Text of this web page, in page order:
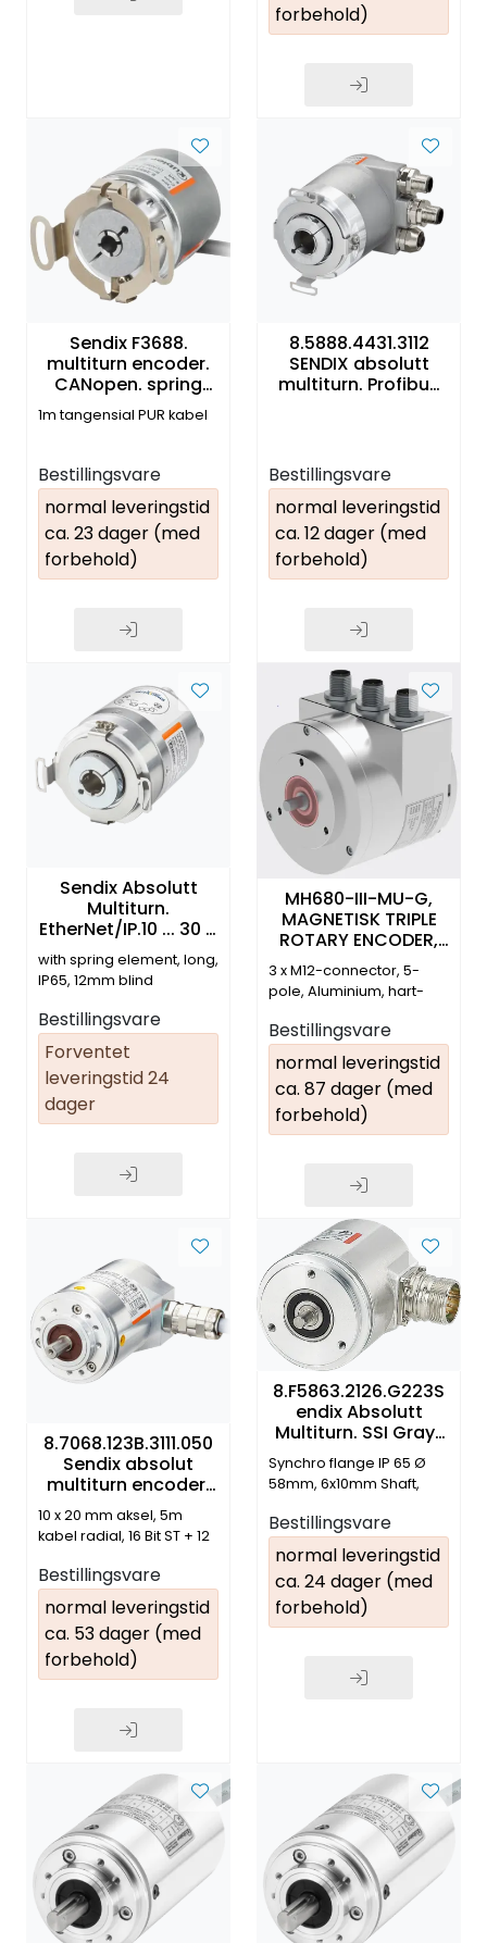
forbehold)
Sendix F3688.
multiturn encoder.
CANopen. spring
element short. IP65.
ø6mm. 10...30VDC
1m tangensial PUR kabel
Bestillingsvare
normal leveringstid
ca. 23 dager (med
forbehold)
8.5888.4431.3112
SENDIX absolutt
multiturn. Profibus
Bestillingsvare
normal leveringstid
ca. 12 dager (med
forbehold)
Sendix Absolutt
Multiturn.
EtherNet/IP.10 ... 30 V
DC
with spring element, long,
IP65, 12mm blind
connector, 4-pin
Bestillingsvare
Forventet
leveringstid 24
dager
MH680-III-MU-G,
MAGNETISK TRIPLE
ROTARY ENCODER,
0-360°, 3 x 4-20mA,
IP67, ø6mm shaft,
3 x M12-connector, 5-
pole, Aluminium, hart-
Bestillingsvare
normal leveringstid
ca. 87 dager (med
forbehold)
8.7068.123B.3111.050
Sendix absolut
multiturn encoder.
Profibus. ATEX
10 x 20 mm aksel, 5m
kabel radial, 16 Bit ST + 12
Bestillingsvare
normal leveringstid
ca. 53 dager (med
forbehold)
8.F5863.2126.G223S
endix Absolutt
Multiturn. SSI Gray..
14 bit ST + 12 bit MT
Synchro flange IP 65 Ø
58mm, 6x10mm Shaft,
M12 8 pin.
Bestillingsvare
normal leveringstid
ca. 24 dager (med
forbehold)